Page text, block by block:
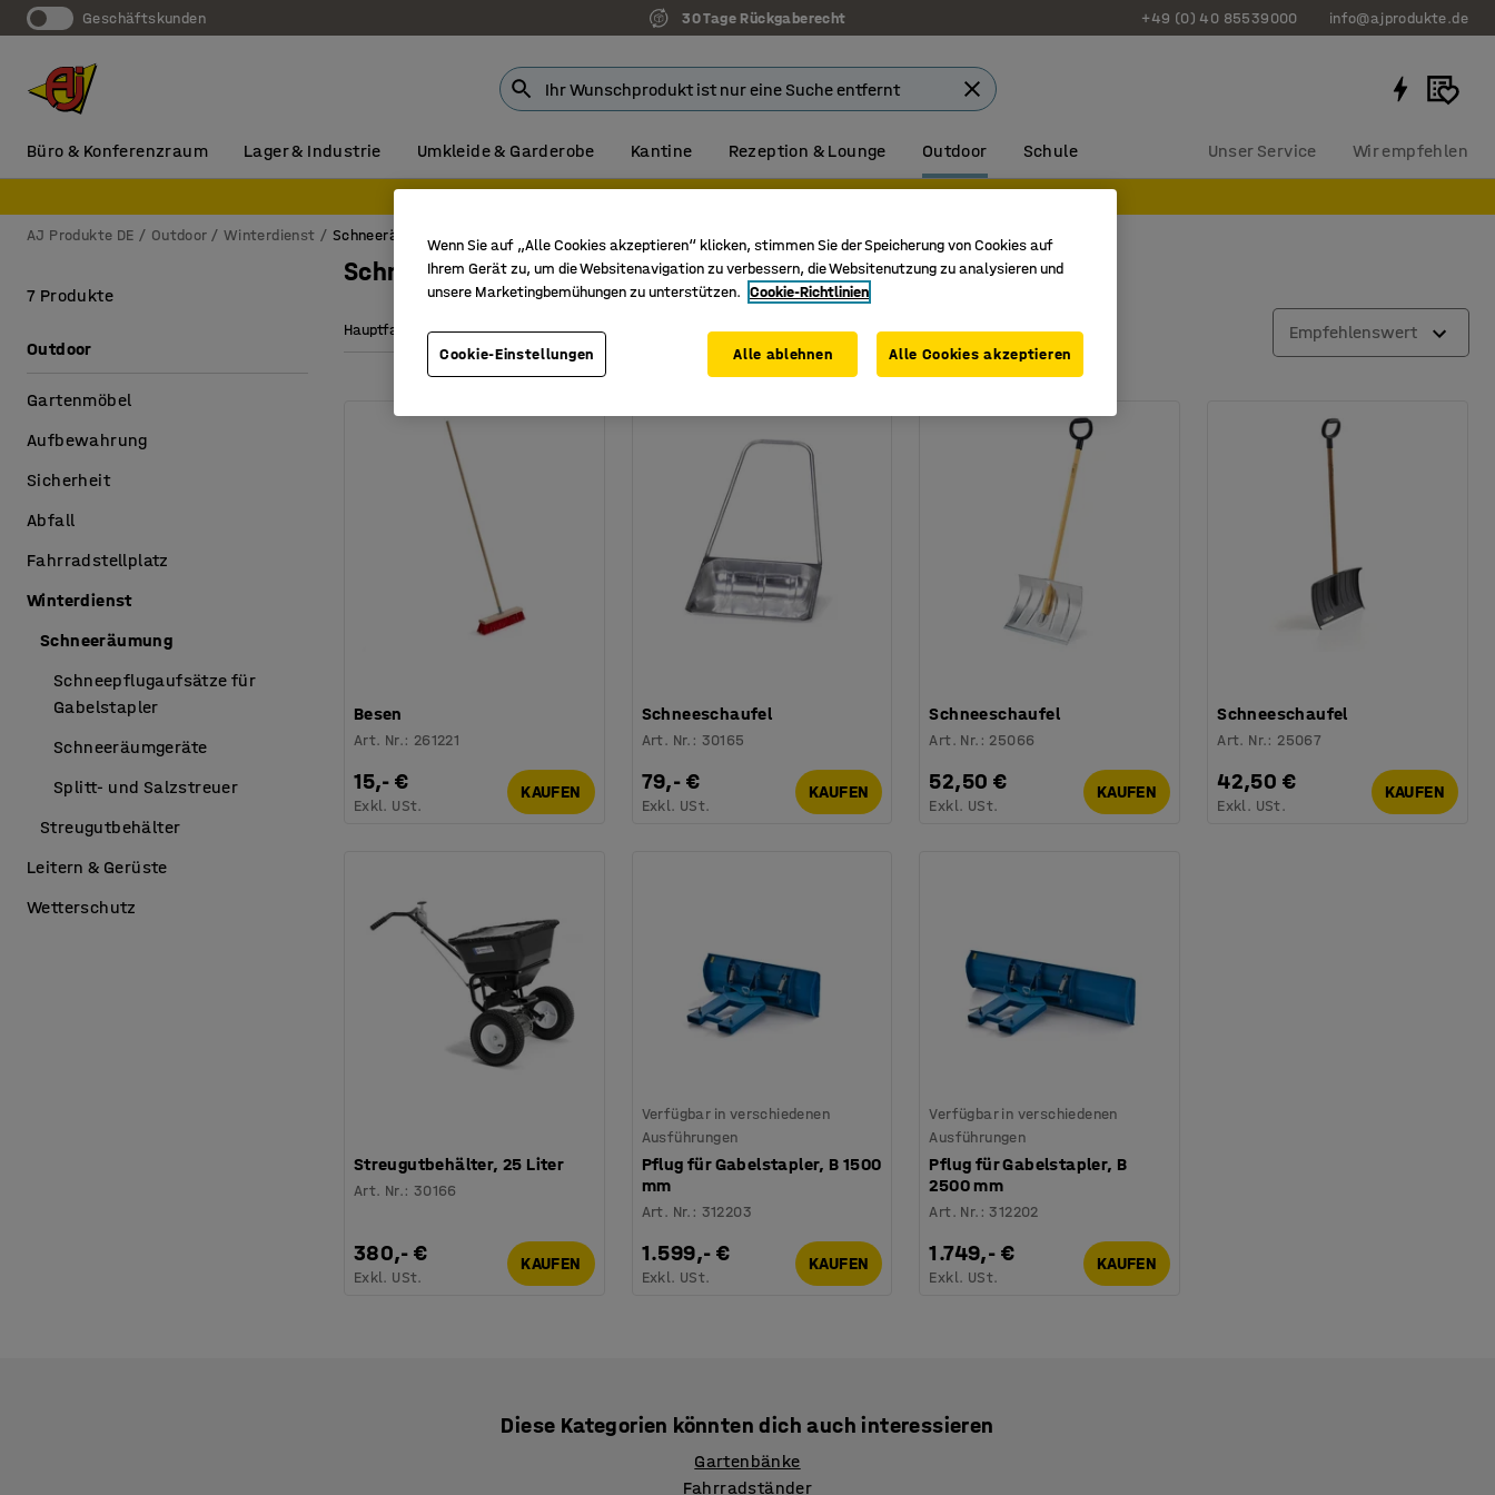
Geschäftskunden 30 Tage Rückgaberecht +49 (0) 40 85539000 info@ajprodukte.de
Büro & Konferenzraum Lager & Industrie Umkleide & Garderobe Kantine Rezeption & Lounge Outdoor Schule Unser Service Wir empfehlen
Holen Sie sich Ihr persönliches Angebot. Einfach & bequem online!
AJ Produkte DE Outdoor Winterdienst Schneeräumung
Schneeräumung
Hauptfarbe Länge Höhe Gewicht Empfehlenswert
Besen
Art. Nr.: 261221
15,- €
Exkl. USt.
KAUFEN
Schneeschaufel
Art. Nr. : 30165
79,- €
Exkl. USt.
KAUFEN
Schneeschaufel
Art. Nr. : 25066
52,50 €
Exkl. USt.
KAUFEN
Schneeschaufel
Art. Nr.: 25067
42,50 €
Exkl. USt.
KAUFEN
Streugutbehälter, 25 Liter
Art. Nr.: 30166
380,- €
Exkl. USt.
KAUFEN
Verfügbar in verschiedenen
Ausführungen
Pflug für Gabelstapler, B 1500
mm
Art. Nr. : 312203
1.599,- €
Exkl. USt.
KAUFEN
Verfügbar in verschiedenen
Ausführungen
Pflug für Gabelstapler, B
2500 mm
Art. Nr. :312202
1.749,- €
Exkl. USt.
KAUFEN
7 Produkte
Outdoor
Gartenmöbel
Aufbewahrung
Sicherheit
Abfall
Fahrradstellplatz
Winterdienst
Schneeräumung
Schneepflugaufsätze für
Gabelstapler
Schneeräumgeräte
Splitt- und Salzstreuer
Streugutbehälter
Leitern & Gerüste
Wetterschutz
Diese Kategorien könnten dich auch interessieren
Gartenbänke
Fahrradständer
Wenn Sie auf „Alle Cookies akzeptieren“ klicken, stimmen Sie der Speicherung von Cookies auf
Ihrem Gerät zu, um die Websitenavigation zu verbessern, die Websitenutzung zu analysieren und
unsere Marketingbemühungen zu unterstützen. Cookie-Richtlinien
Cookie-Einstellungen Alle ablehnen Alle Cookies akzeptieren